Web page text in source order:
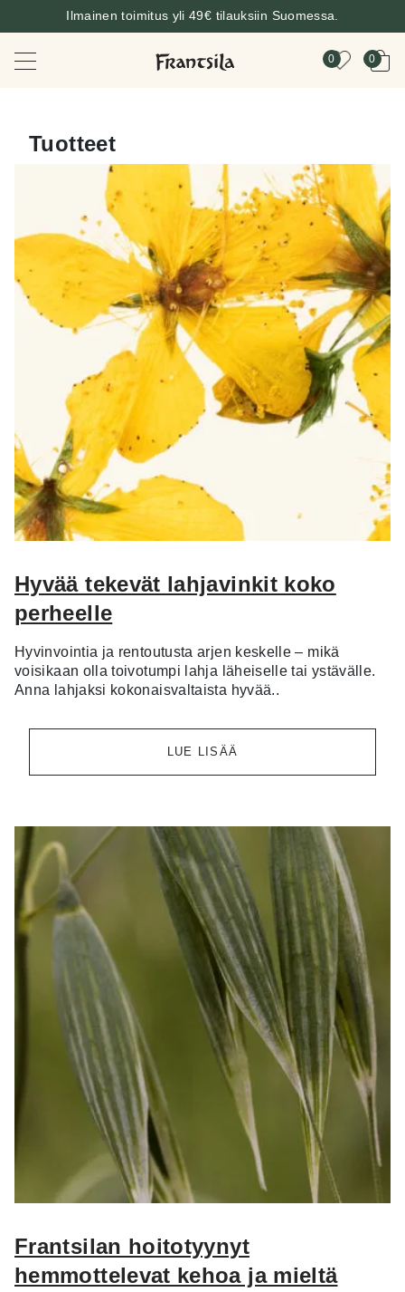
Ilmainen toimitus yli 49€ tilauksiin Suomessa.
0 0
Tuotteet
Hyvää tekevät lahjavinkit koko
perheelle
Hyvinvointia ja rentoutusta arjen keskelle – mikä
voisikaan olla toivotumpi lahja läheiselle tai ystävälle.
Anna lahjaksi kokonaisvaltaista hyvää..
LUE LISÄÄ
Frantsilan hoitotyynyt
hemmottelevat kehoa ja mieltä